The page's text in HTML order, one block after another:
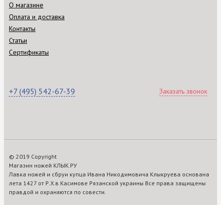
О магазине
Оплата и доставка
Контакты
Статьи
Сертификаты
+7 (495) 542-67-39 Заказать звонок
© 2019 Copyright
Магазин ножей КЛЫК.РУ
Лавка ножей и сбруи купца Ивана Никодимовича Клыкруева основана
лета 1427 от Р.Х.в Касимове Рязанской украины Все права защищены
правдой и охраняются по совести.